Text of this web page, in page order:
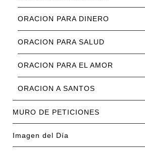
ORACION PARA DINERO
ORACION PARA SALUD
ORACION PARA EL AMOR
ORACION A SANTOS
MURO DE PETICIONES
Imagen del Día